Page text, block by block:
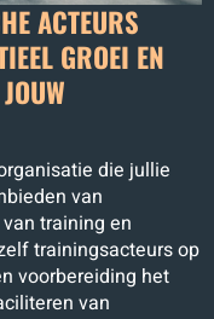
ACTEURS
GROEI EN
die jullie
van
training en
trainingsacteurs op
voorbereiding het
van